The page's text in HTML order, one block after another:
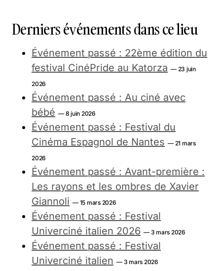
Derniers événements dans ce lieu
Événement passé : 22ème édition du
festival CinéPride au Katorza — 23 juin
2026
Événement passé : Au ciné avec
bébé — 8 juin 2026
Événement passé : Festival du
Cinéma Espagnol de Nantes — 21 mars
2026
Événement passé : Avant-première :
Les rayons et les ombres de Xavier
Giannoli — 15 mars 2026
Événement passé : Festival
Univerciné italien 2026 — 3 mars 2026
Événement passé : Festival
Univerciné italien — 3 mars 2026